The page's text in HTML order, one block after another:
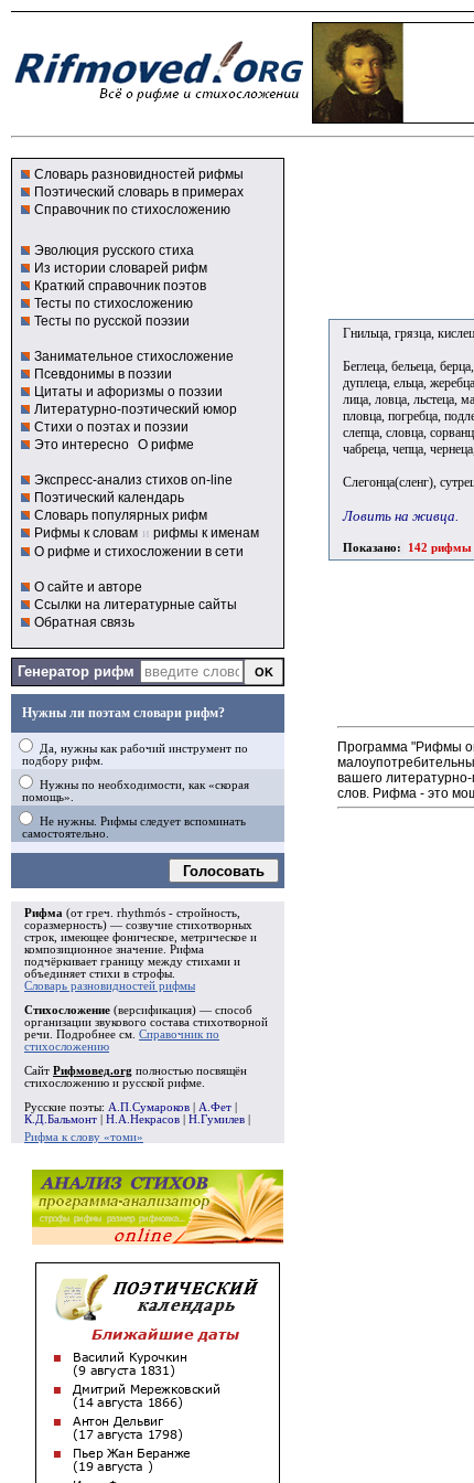
Словарь разновидностей рифмы
Поэтический словарь в примерах
Справочник по стихосложению
Эволюция русского стиха
Из истории словарей рифм
Краткий справочник поэтов
Тесты по стихосложению
Тесты по русской поэзии
Занимательное стихосложение
Псевдонимы в поэзии
Цитаты и афоризмы о поэзии
Литературно-поэтический юмор
Стихи о поэтах и поэзии
Это интересно О рифме
Экспресс-анализ стихов on-line
Поэтический календарь
Словарь популярных рифм
Рифмы к словам и рифмы к именам
О рифме и стихосложении в сети
О сайте и авторе
Ссылки на литературные сайты
Обратная связь
Генератор рифм
Нужны ли поэтам словари рифм?
Да, нужны как рабочий инструмент по
подбору рифм.
Нужны по необходимости, как «скорая
помощь».
Не нужны. Рифмы следует вспоминать
самостоятельно.
Голосовать
Рифма (от греч. rhythmós - стройность,
соразмерность) — созвучие стихотворных
строк, имеющее фоническое, метрическое и
композиционное значение. Рифма
подчёркивает границу между стихами и
объединяет стихи в строфы
Словарь разновидностей рифмы
Стихосложение (версификация) — способ
организации звукового состава стихотворной
речи. Подробнее см. Справочник по
стихосложению
Сайт Рифмовед.org полностью посвящён
стихосложению и русской рифме.
Русские поэты: А.П.Сумароков А.Фет
К.Д.Бальмонт
Н.А.Некрасов Н.Гумилев
Рифма к слову «томи»
Гнильца, грязца,
Беглеца, бельеца,
дуплеца, ельца,
лица, ловца, льстеца,
пловца, погребца,
слепца, словца,
чабреца, чепца,
Слегонца(сленг),
Ловить на живца.
Показано: 142 рифмы
Программа "Рифмы
вашего
слов. Рифма - это